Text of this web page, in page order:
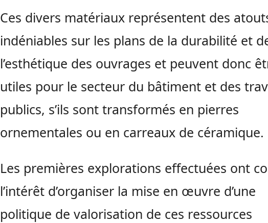
Ces divers matériaux représentent des
indéniables sur les plans de la durabilité et
l’esthétique des ouvrages et peuvent donc
utiles pour le secteur du bâtiment et des
publics, s’ils sont transformés en pierres
ornementales ou en carreaux de céramique.
Les premières explorations effectuées ont
l’intérêt d’organiser la mise en œuvre d’une
politique de valorisation de ces ressources